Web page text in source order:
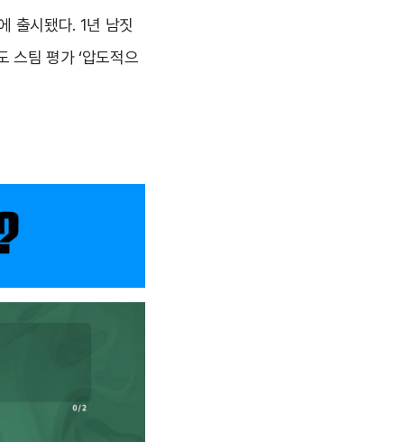
출시됐다. 1년 남짓
스팀 평가 ‘압도적으